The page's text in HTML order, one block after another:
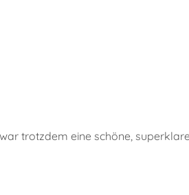
trotzdem eine schöne,